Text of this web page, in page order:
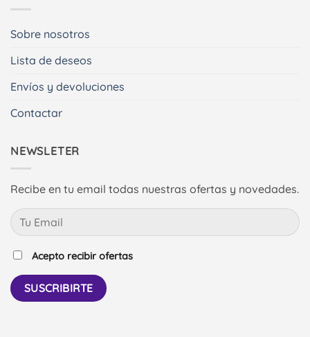
Sobre nosotros
Lista de deseos
Envíos y devoluciones
Contactar
NEWSLETER
Recibe en tu email todas nuestras ofertas y novedades.
Acepto recibir ofertas